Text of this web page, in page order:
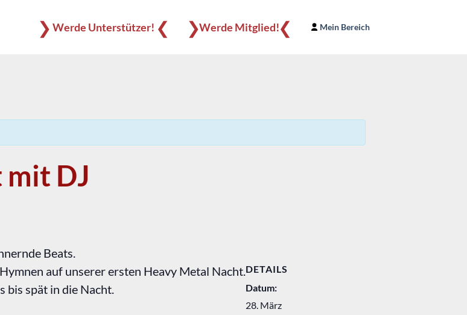
❯ Werde Unterstützer! ❮ ❯Werde Mitglied!❮ Mein Bereich
DJ
Beats.
auf unserer ersten Heavy Metal Nacht.
bis spät in die Nacht.
DETAILS
Datum:
28. März